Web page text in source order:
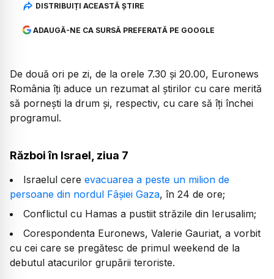
DISTRIBUIȚI ACEASTĂ ȘTIRE
ADAUGĂ-NE CA SURSĂ PREFERATĂ PE GOOGLE
De două ori pe zi, de la orele 7.30 și 20.00, Euronews
România îți aduce un rezumat al știrilor cu care merită
să pornești la drum și, respectiv, cu care să îți închei
programul.
Război în Israel, ziua 7
Israelul cere evacuarea a peste un milion de
persoane din nordul Fâșiei Gaza, în 24 de ore;
Conflictul cu Hamas a pustiit străzile din Ierusalim;
Corespondenta Euronews, Valerie Gauriat, a vorbit
cu cei care se pregătesc de primul weekend de la
debutul atacurilor grupării teroriste.